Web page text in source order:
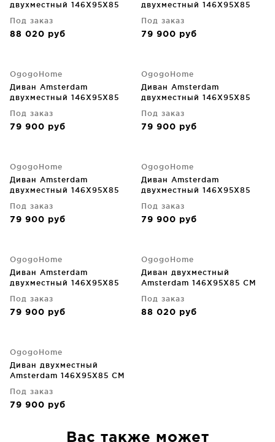
двухместный 146X95X85
Под заказ
88 020 руб
двухместный 146X95X85
Под заказ
79 900 руб
OgogoHome
Диван Amsterdam
двухместный 146X95X85
Под заказ
79 900 руб
OgogoHome
Диван Amsterdam
двухместный 146X95X85
Под заказ
79 900 руб
OgogoHome
Диван Amsterdam
двухместный 146X95X85
Под заказ
79 900 руб
OgogoHome
Диван Amsterdam
двухместный 146X95X85
Под заказ
79 900 руб
OgogoHome
Диван Amsterdam
двухместный 146X95X85
Под заказ
79 900 руб
OgogoHome
Диван двухместный
Amsterdam 146X95X85 CM
Под заказ
88 020 руб
OgogoHome
Диван двухместный
Amsterdam 146X95X85 CM
Под заказ
79 900 руб
Вас также может